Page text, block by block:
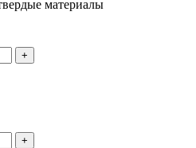
+
+